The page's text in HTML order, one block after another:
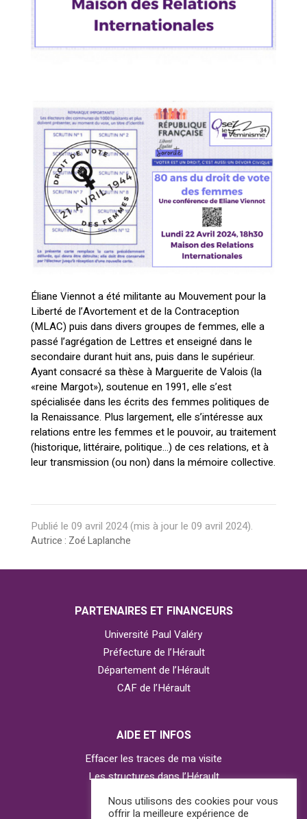
Éliane Viennot a été militante au Mouvement pour la
Liberté de l’Avortement et de la Contraception
(MLAC) puis dans divers groupes de femmes, elle a
passé l’agrégation de Lettres et enseigné dans le
secondaire durant huit ans, puis dans le supérieur.
Ayant consacré sa thèse à Marguerite de Valois (la
«reine Margot»), soutenue en 1991, elle s’est
spécialisée dans les écrits des femmes politiques de
la Renaissance. Plus largement, elle s’intéresse aux
relations entre les femmes et le pouvoir, au traitement
(historique, littéraire, politique…) de ces relations, et à
leur transmission (ou non) dans la mémoire collective.
Publié le 09 avril 2024(mis à jour le 09 avril 2024).
Autrice : Zoé Laplanche
PARTENAIRES ET FINANCEURS
Université Paul Valéry
Préfecture de l’Hérault
Département de l’Hérault
CAF de l’Hérault
AIDE ET INFOS
Effacer les traces de ma visite
Les structures dans l’Hérault
Contacter l’Observatoire
Nous utilisons des cookies pour vous
offrir la meilleure expérience de